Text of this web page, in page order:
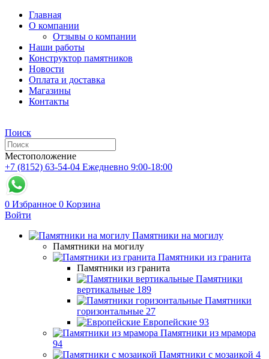
Главная
О компании
Отзывы о компании
Наши работы
Конструктор памятников
Новости
Оплата и доставка
Магазины
Контакты
Поиск
Местоположение
+7 (8152) 63-54-04 Ежедневно 9:00-18:00
0 Избранное 0 Корзина
Войти
Памятники на могилу
Памятники на могилу
Памятники из гранита
Памятники из гранита
Памятники
вертикальные 189
Памятники
горизонтальные 27
Европейские 93
Памятники из мрамора
94
Памятники с мозаикой 4